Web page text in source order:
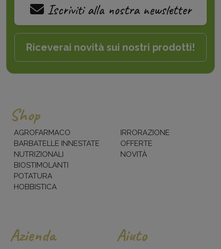
Iscriviti alla nostra newsletter
Riceverai novità sui nostri prodotti!
Shop
AGROFARMACO
BARBATELLE INNESTATE
NUTRIZIONALI
BIOSTIMOLANTI
POTATURA
HOBBISTICA
IRRORAZIONE
OFFERTE
NOVITÀ
Azienda Aiuto